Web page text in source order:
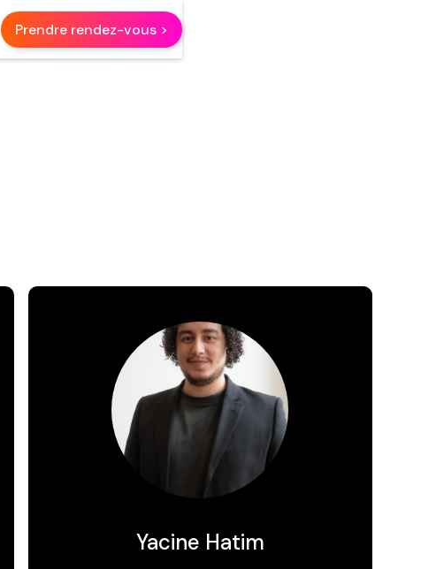
Prendre rendez-vous >
Yacine Hatim